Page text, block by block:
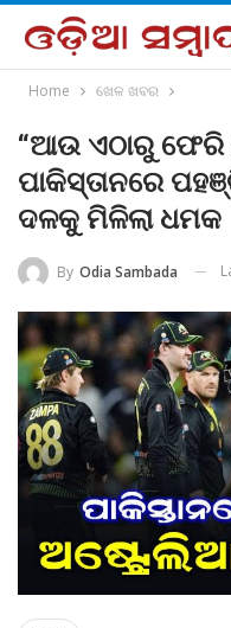
Home ଖେଳ ଖବର
“ଆଉ ଏଠାରୁ ଫେରି
ପାକିସ୍ତାନରେ
ଦଳକୁ ମିଳିଲା ଧମକ
By Odia Sambada